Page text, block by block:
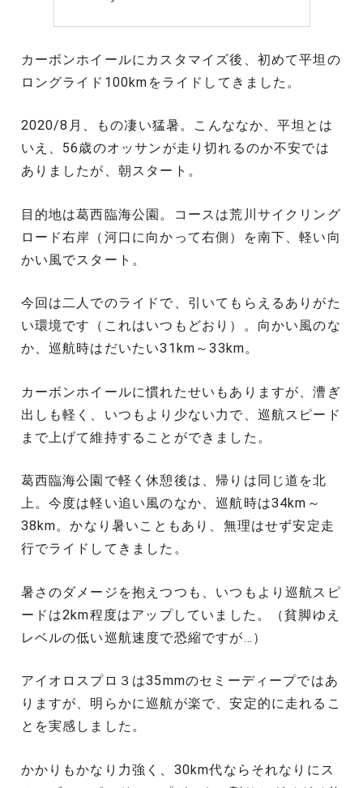
カーボンホイールにカスタマイズ後、初めて平坦の
ロングライド100kmをライドしてきました。
2020/8月、もの凄い猛暑。こんななか、平坦とは
いえ、56歳のオッサンが走り切れるのか不安では
ありましたが、朝スタート。
目的地は葛西臨海公園。コースは荒川サイクリング
ロード右岸（河口に向かって右側）を南下、軽い向
かい風でスタート。
今回は二人でのライドで、引いてもらえるありがた
い環境です（これはいつもどおり）。向かい風のな
か、巡航時はだいたい31km～33km。
カーボンホイールに慣れたせいもありますが、漕ぎ
出しも軽く、いつもより少ない力で、巡航スピード
まで上げて維持することができました。
葛西臨海公園で軽く休憩後は、帰りは同じ道を北
上。今度は軽い追い風のなか、巡航時は34km～
38km。かなり暑いこともあり、無理はせず安定走
行でライドしてきました。
暑さのダメージを抱えつつも、いつもより巡航スピ
ードは2km程度はアップしていました。（貧脚ゆえ
レベルの低い巡航速度で恐縮ですが…）
アイオロスプロ３は35mmのセミーディープではあ
りますが、明らかに巡航が楽で、安定的に走れるこ
とを実感しました。
かかりもかなり力強く、30km代ならそれなりにス